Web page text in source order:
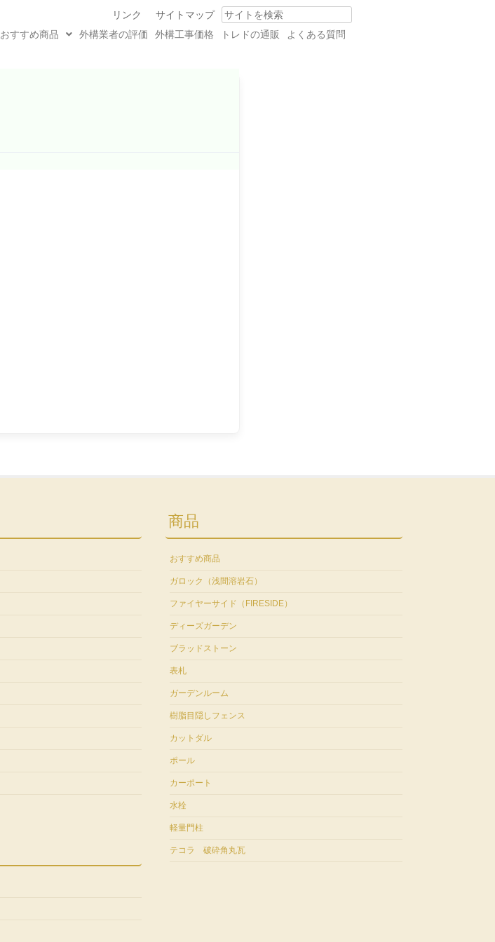
Search
サイトマップ
リンク
おすすめ商品 外構業者の評価 外構工事価格 トレドの通販 よくある質問
商品
おすすめ商品
ガロック（浅間溶岩石）
ファイヤーサイド（FIRESIDE）
ディーズガーデン
ブラッドストーン
表札
ガーデンルーム
樹脂目隠しフェンス
カットダル
ポール
カーポート
水栓
軽量門柱
テコラ 破砕角丸瓦